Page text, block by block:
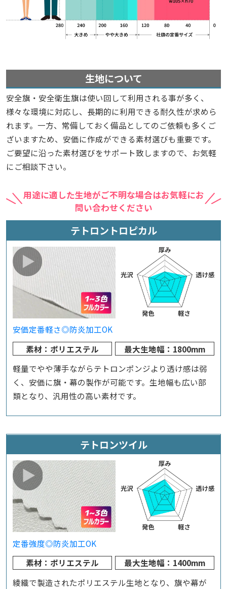
生地について
安全旗・安全衛生旗は使い回して利用される事が多く、
様々な環境に対応し、長期的に利用できる耐久性が求めら
れます。一方、常備しておく備品としてのご依頼も多くご
ざいますため、安価に作成ができる素材選びも重要です。
ご要望に沿った素材選びをサポート致しますので、お気軽
にご相談下さい。
用途に適した生地がご不明な場合はお気軽にお
問い合わせください
テトロントロピカル
安価定番軽さ◎防炎加工OK
素材：ポリエステル
最大生地幅：1800mm
軽量でやや薄手ながらテトロンポンジより透け感は弱
く、安価に旗・幕の製作が可能です。生地幅も広い部
類となり、汎用性の高い素材です。
テトロンツイル
定番強度◎防炎加工OK
素材：ポリエステル
最大生地幅：1400mm
綾織で製造されたポリエステル生地となり、旗や幕が